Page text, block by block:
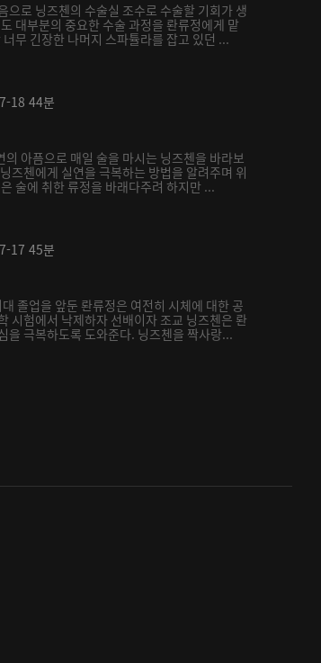
으로 닝즈첸의 수술실 조수로 수술할 기회가 생
대부분의 중요한 수술 과정을 롼류정에게 맡
무 긴장한 나머지 스파튤라를 잡고 있던 ...
18 44분
아픔으로 매일 술을 마시는 닝즈첸을 바라보
즈첸에게 실연을 극복하는 방법을 알려주며 위
술에 취한 류정을 바래다주려 하지만 ...
17 45분
졸업을 앞둔 롼류정은 여전히 시체에 대한 공
시험에서 낙제하자 선배이자 조교 닝즈첸은 롼
을 극복하도록 도와준다. 닝즈첸을 짝사랑...